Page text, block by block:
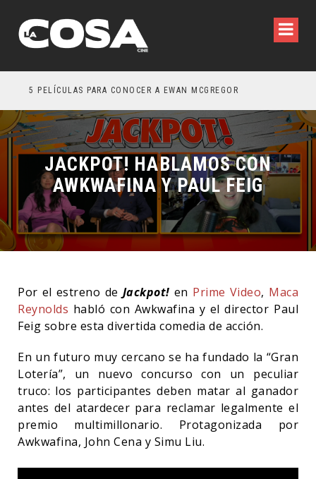
5 PELÍCULAS PARA CONOCER A EWAN MCGREGOR
JACKPOT! HABLAMOS CON
AWKWAFINA Y PAUL FEIG
Por el estreno de Jackpot! en Prime Video, Maca
Reynolds habló con Awkwafina y el director Paul
Feig sobre esta divertida comedia de acción.
En un futuro muy cercano se ha fundado la “Gran
Lotería”, un nuevo concurso con un peculiar
truco: los participantes deben matar al ganador
antes del atardecer para reclamar legalmente el
premio multimillonario. Protagonizada por
Awkwafina, John Cena y Simu Liu.